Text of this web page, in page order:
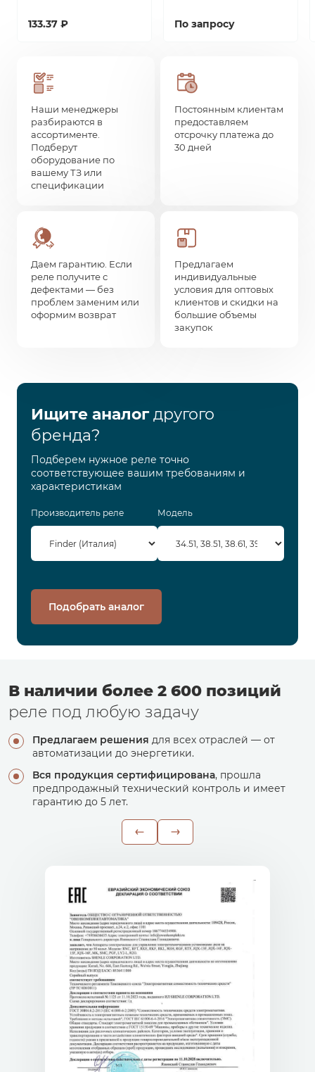
133.37 ₽ По запросу
Наши менеджеры
разбираются в
ассортименте.
Подберут
оборудование по
вашему ТЗ или
спецификации
Постоянным клиентам
предоставляем
отсрочку платежа до
30 дней
Даем гарантию. Если
реле получите с
дефектами — без
проблем заменим или
оформим возврат
Предлагаем
индивидуальные
условия для оптовых
клиентов и скидки на
большие объемы
закупок
Ищите аналогдругого
бренда?
Подберем нужное реле точно
соответствующее вашим требованиям и
характеристикам
Производитель реле Модель
Подобрать аналог
В наличии более 2 600 позиций
реле под любую задачу
Предлагаем решения для всех отраслей — от
автоматизации до энергетики.
Вся продукция сертифицирована, прошла
предпродажный технический контроль и имеет
гарантию до 5 лет.